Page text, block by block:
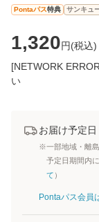
Pontaパス特典 サンキュ
1,320円(税込)
[NETWORK
い
お届け予定日
※一部地域・離
予定日期間内
て ）
Pontaパス会員